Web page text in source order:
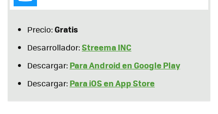
Precio:Gratis
Desarrollador:Streema INC
Descargar: Para Android en Google Play
Descargar: Para iOS en App Store